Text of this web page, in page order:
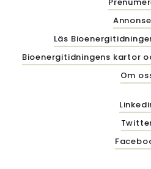
Läs
Bioenergitidningens kartor
Om